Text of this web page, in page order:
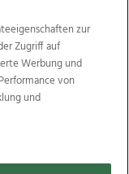
Wimmer
Ischler Woche
OÖN Immobilien
Galerien
zur
Zugriff auf
Werbung und
von
und